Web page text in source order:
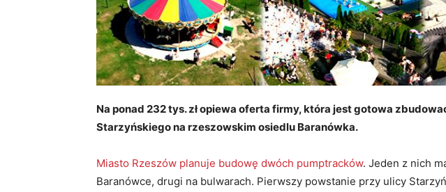
Na ponad 232 tys. zł opiewa oferta firmy, która jest gotowa
Starzyńskiego na rzeszowskim osiedlu Baranówka.
Miasto Rzeszów planuje budowę dwóch pumptracków. Jeden z nich
Baranówce, drugi na bulwarach. Pierwszy powstanie przy ulicy